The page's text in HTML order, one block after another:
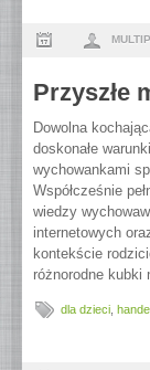
Przyszłe
Dowolna
doskonałe
wychowankami
Współcześnie
wiedzy
internetowych
kontekście
różnorodne
dla dzieci